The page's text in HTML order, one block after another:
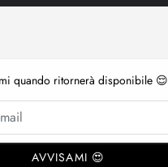
quando ritornerà disponibile 😌
AVVISAMI 😍